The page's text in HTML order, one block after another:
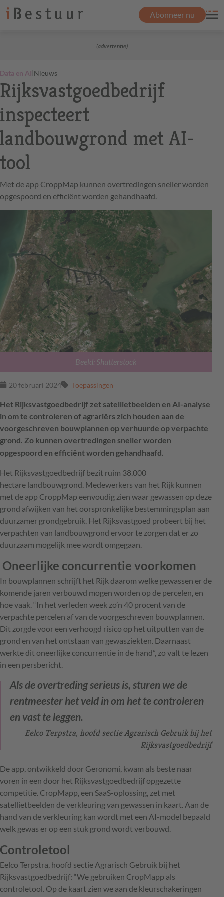
Abonneer nu
(advertentie)
Data en AI|Nieuws
Rijksvastgoedbedrijf
inspecteert
landbouwgrond met AI-
tool
Met de app CroppMap kunnen overtredingen sneller worden
opgespoord en efficiënt worden gehandhaafd.
Beeld: Shutterstock
20 februari 2024 Toepassingen
Het Rijksvastgoedbedrijf zet satellietbeelden en AI-analyse
in om te controleren of agrariërs zich houden aan de
voorgeschreven bouwplannen op verhuurde op verpachte
grond. Zo kunnen overtredingen sneller worden
opgespoord en efficiënt worden gehandhaafd.
Het Rijksvastgoedbedrijf bezit ruim 38.000
hectare landbouwgrond. Medewerkers van het Rijk kunnen
met de app CroppMap eenvoudig zien waar gewassen op deze
grond afwijken van het oorspronkelijke bestemmingsplan aan
duurzamer grondgebruik. Het Rijksvastgoed probeert bij het
verpachten van landbouwgrond ervoor te zorgen dat er zo
duurzaam mogelijk mee wordt omgegaan.
Oneerlijke concurrentie voorkomen
In bouwplannen schrijft het Rijk daarom welke gewassen er de
komende jaren verbouwd mogen worden op de percelen, en
hoe vaak. “In het verleden week zo’n 40 procent van de
verpachte percelen af van de voorgeschreven bouwplannen.
Dit zorgde voor een verhoogd risico op het uitputten van de
grond en van het ontstaan van gewasziekten. Daarnaast
werkte dit oneerlijke concurrentie in de hand”, zo valt te lezen
in een persbericht.
Als de overtreding serieus is, sturen we de
rentmeester het veld in om het te controleren
en vast te leggen.
Eelco Terpstra, hoofd sectie Agrarisch Gebruik bij het
Rijksvastgoedbedrijf
De app, ontwikkeld door Geronomi, kwam als beste naar
voren in een door het Rijksvastgoedbedrijf opgezette
competitie. CropMapp, een SaaS-oplossing, zet met
satellietbeelden de verkleuring van gewassen in kaart. Aan de
hand van de verkleuring kan wordt met een AI-model bepaald
welk gewas er op een stuk grond wordt verbouwd.
Controletool
Eelco Terpstra, hoofd sectie Agrarisch Gebruik bij het
Rijksvastgoedbedrijf: “We gebruiken CropMapp als
controletool. Op de kaart zien we aan de kleurschakeringen